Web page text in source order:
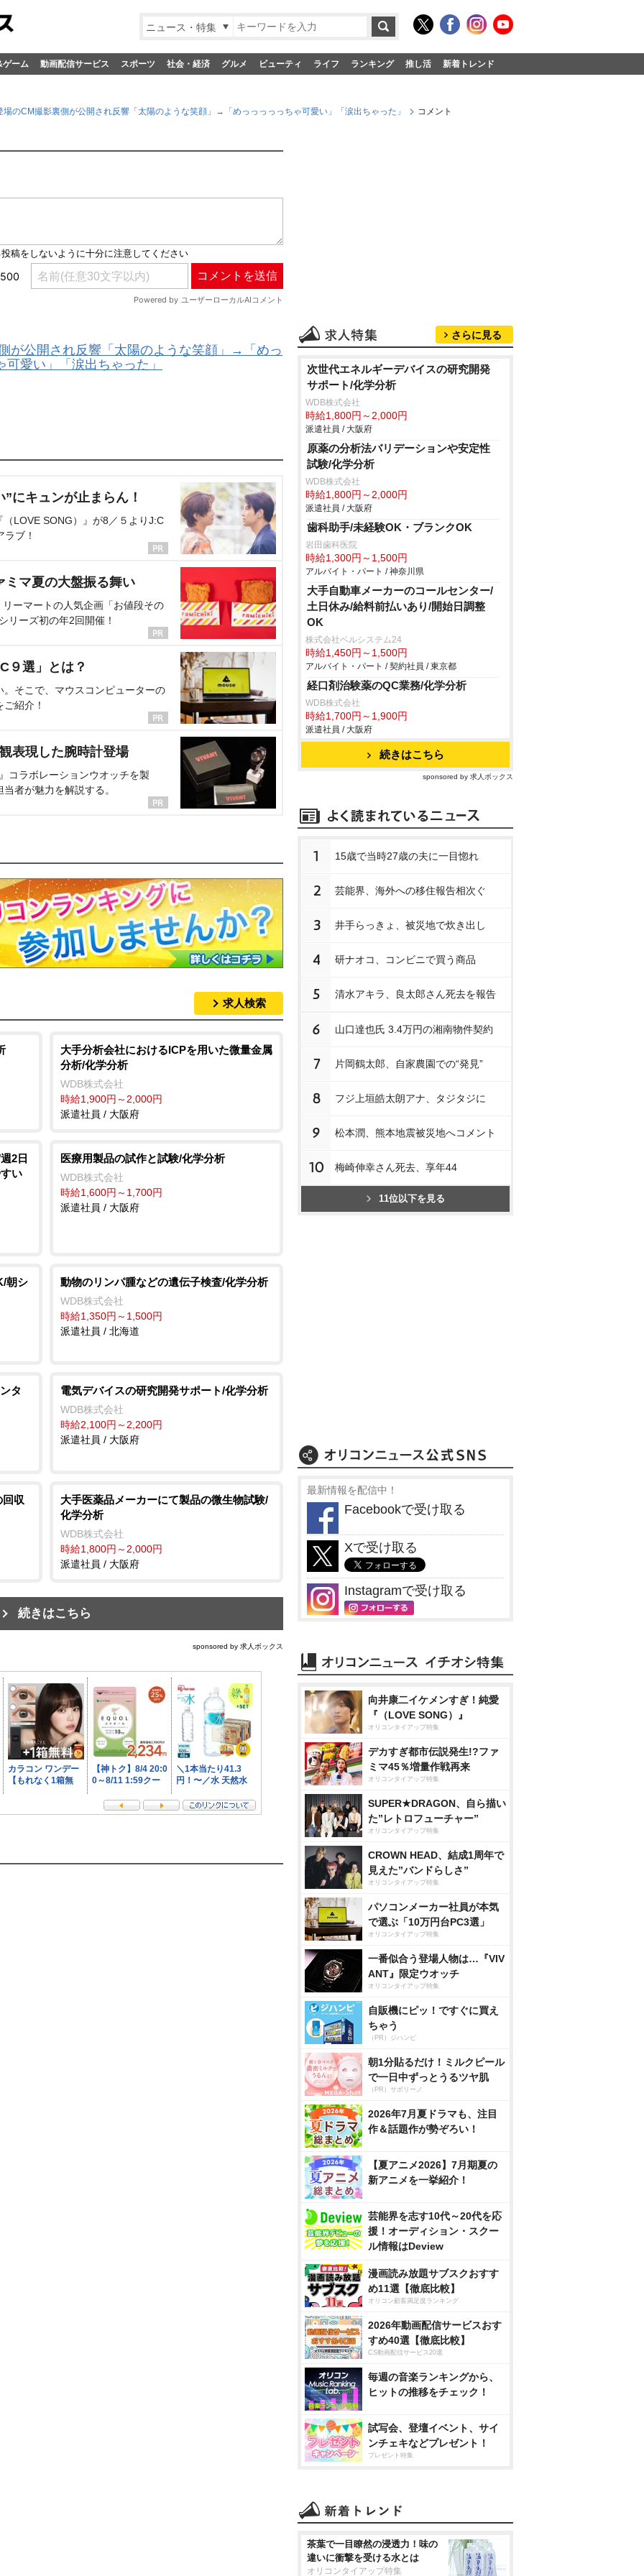
ニュース・特集
ゲーム 動画配信サービス スポーツ 社会・経済 グルメ ビューティ ライフ ランキング 推し活 新着トレンド
場のCM撮影裏側が公開され反響「太陽のような笑顔」→「めっっっっっちゃ可愛い」「涙出ちゃった」 コメント
が公開され反響「太陽のような笑顔」→「めっ
可愛い」「涙出ちゃった」
にキュンが止まらん！
LOVE SONG）』が8／５よりJ:C
ブ！
ミマ夏の大盤振る舞い
ーマートの人気企画「お値段その
リーズ初の年2回開催！
９選」とは？
そこで、マウスコンピューターの
紹介！
表現した腕時計登場
コラボレーションウオッチを製
者が魅力を解説する。
求人検索
大手分析会社におけるICPを用いた微量金属
分析/化学分析
WDB株式会社
時給1,900円～2,000円
派遣社員 / 大阪府
2日
い
医療用製品の試作と試験/化学分析
WDB株式会社
時給1,600円～1,700円
派遣社員 / 大阪府
朝シ 動物のリンパ腫などの遺伝子検査/化学分析
WDB株式会社
時給1,350円～1,500円
派遣社員 / 北海道
タ 電気デバイスの研究開発サポート/化学分析
WDB株式会社
時給2,100円～2,200円
派遣社員 / 大阪府
収
大手医薬品メーカーにて製品の微生物試験/
化学分析
WDB株式会社
時給1,800円～2,000円
派遣社員 / 大阪府
続きはこちら
sponsored by 求人ボックス
さらに見る
次世代エネルギーデバイスの研究開発
サポート/化学分析
WDB株式会社
時給1,800円～2,000円
派遣社員 / 大阪府
原薬の分析法バリデーションや安定性
試験/化学分析
WDB株式会社
時給1,800円～2,000円
派遣社員 / 大阪府
歯科助手/未経験OK・ブランクOK
田歯科医院
時給1,300円～1,500円
アルバイト・パート / 神奈川県
大手自動車メーカーのコールセンター/
土日休み/給料前払いあり/開始日調整
OK
株式会社ベルシステム24
時給1,450円～1,500円
アルバイト・パート / 契約社員 / 東京都
経口剤治験薬のQC業務/化学分析
WDB株式会社
時給1,700円～1,900円
派遣社員 / 大阪府
続きはこちら
sponsored by 求人ボックス
1 15歳で当時27歳の夫に一目惚れ
2 芸能界、海外への移住報告相次ぐ
3 井手らっきょ、被災地で炊き出し
4 研ナオコ、コンビニで買う商品
5 清水アキラ、良太郎さん死去を報告
6 山口達也氏 3.4万円の湘南物件契約
7 片岡鶴太郎、自家農園での“発見”
8 フジ上垣皓太朗アナ、タジタジに
9 松本潤、熊本地震被災地へコメント
10 梅崎伸幸さん死去、享年44
11位以下を見る
最新情報を配信中！
Facebookで受け取る
Xで受け取る
Instagramで受け取る
向井康二イケメンすぎ！純愛
『（LOVE SONG）』
オリコンタイアップ特集
デカすぎ都市伝説発生!?ファ
ミマ45％増量作戦再来
オリコンタイアップ特集
SUPER★DRAGON、自ら描い
た”レトロフューチャー”
オリコンタイアップ特集
CROWN HEAD、結成1周年で
見えた”バンドらしさ”
オリコンタイアップ特集
パソコンメーカー社員が本気
で選ぶ「10万円台PC3選」
オリコンタイアップ特集
一番似合う登場人物は…『VIV
ANT』限定ウオッチ
オリコンタイアップ特集
自販機にピッ！ですぐに買え
ちゃう
（PR）ジハンピ
朝1分貼るだけ！ミルクピール
で一日中ずっとうるツヤ肌
（PR）サボリーノ
2026年7月夏ドラマも、注目
作＆話題作が勢ぞろい！
【夏アニメ2026】7月期夏の
新アニメを一挙紹介！
芸能界を志す10代～20代を応
援！オーディション・スクー
ル情報はDeview
漫画読み放題サブスクおすす
め11選【徹底比較】
オリコン顧客満足度ランキング
2026年動画配信サービスおす
すめ40選【徹底比較】
CS動画配信サービス20選
毎週の音楽ランキングから、
ヒットの推移をチェック！
試写会、登壇イベント、サイ
ンチェキなどプレゼント！
プレゼント特集
茶葉で一目瞭然の浸透力！味の
違いに衝撃を受ける水とは
オリコンタイアップ特集